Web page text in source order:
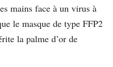
mains face à un virus à
le masque de type FFP2
la palme d’or de